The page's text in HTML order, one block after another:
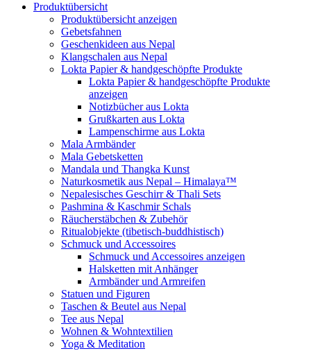
Produktübersicht
Produktübersicht anzeigen
Gebetsfahnen
Geschenkideen aus Nepal
Klangschalen aus Nepal
Lokta Papier & handgeschöpfte Produkte
Lokta Papier & handgeschöpfte Produkte
anzeigen
Notizbücher aus Lokta
Grußkarten aus Lokta
Lampenschirme aus Lokta
Mala Armbänder
Mala Gebetsketten
Mandala und Thangka Kunst
Naturkosmetik aus Nepal – Himalaya™
Nepalesisches Geschirr & Thali Sets
Pashmina & Kaschmir Schals
Räucherstäbchen & Zubehör
Ritualobjekte (tibetisch-buddhistisch)
Schmuck und Accessoires
Schmuck und Accessoires anzeigen
Halsketten mit Anhänger
Armbänder und Armreifen
Statuen und Figuren
Taschen & Beutel aus Nepal
Tee aus Nepal
Wohnen & Wohntextilien
Yoga & Meditation